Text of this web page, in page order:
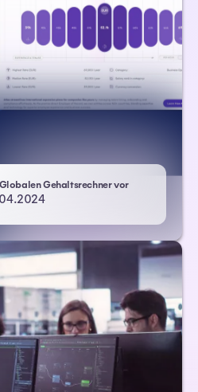
Gehaltsrechner vor